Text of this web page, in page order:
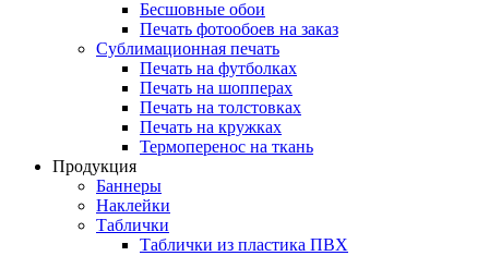
Бесшовные обои
Печать фотообоев на заказ
Сублимационная печать
Печать на футболках
Печать на шопперах
Печать на толстовках
Печать на кружках
Термоперенос на ткань
Продукция
Баннеры
Наклейки
Таблички
Таблички из пластика ПВХ